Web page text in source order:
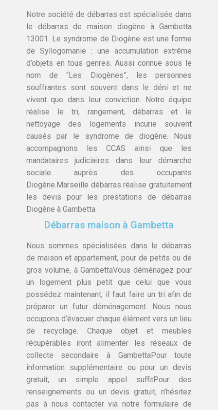
Notre société de débarras est spécialisée dans
le débarras de maison diogène à Gambetta
13001. Le syndrome de Diogène est une forme
de Syllogomanie : une accumulation extrême
d’objets en tous genres. Aussi connue sous le
nom de “Les Diogènes”, les personnes
souffrantes sont souvent dans le déni et ne
vivent que dans leur conviction. Notre équipe
réalise le tri, rangement, débarras et le
nettoyage des logements incurie souvent
causés par le syndrome de diogène. Nous
accompagnons les CCAS ainsi que les
mandataires judiciaires dans leur démarche
sociale auprès des occupants
Diogène.Marseille débarras réalise gratuitement
les devis pour les prestations de débarras
Diogène à Gambetta
Débarras maison à Gambetta
Nous sommes spécialisées dans le débarras
de maison et appartement, pour de petits ou de
gros volume, à GambettaVous déménagez pour
un logement plus petit que celui que vous
possédez maintenant, il faut faire un tri afin de
préparer un futur déménagement. Nous nous
occupons d’évacuer chaque élément vers un lieu
de recyclage. Chaque objet et meubles
récupérables iront alimenter les réseaux de
collecte secondaire à GambettaPour toute
information supplémentaire ou pour un devis
gratuit, un simple appel suffitPour des
renseignements ou un devis gratuit, n’hésitez
pas à nous contacter via notre formulaire de